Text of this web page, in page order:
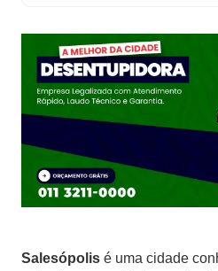
Salesópolis é uma cidade